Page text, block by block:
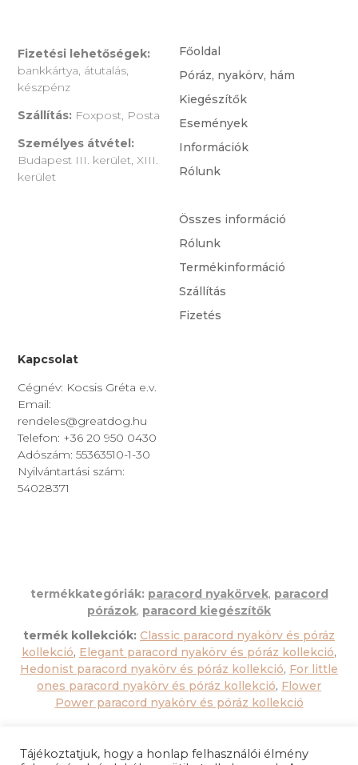
Fizetési lehetőségek:
bankkártya, átutalás,
készpénz
Szállítás: Foxpost, Posta
Személyes átvétel:
Budapest III. kerület, XIII.
kerület
Főoldal
Póráz, nyakörv, hám
Kiegészítők
Események
Információk
Rólunk
Összes információ
Rólunk
Termékinformáció
Szállítás
Fizetés
Kapcsolat
Cégnév: Kocsis Gréta e.v.
Email:
rendeles@greatdog.hu
Telefon: +36 20 950 0430
Adószám: 55363510-1-30
Nyilvántartási szám:
54028371
termékkategóriák: paracord nyakörvek, paracord
pórázok, paracord kiegészítők
termék kollekciók: Classic paracord nyakörv és póráz
kollekció, Elegant paracord nyakörv és póráz kollekció,
Hedonist paracord nyakörv és póráz kollekció, For little
ones paracord nyakörv és póráz kollekció, Flower
Power paracord nyakörv és póráz kollekció
Tájékoztatjuk, hogy a honlap felhasználói élmény